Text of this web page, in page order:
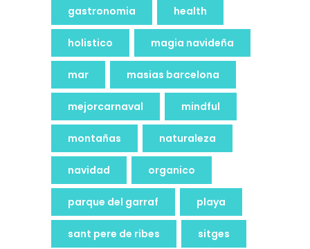
gastronomia health
holistico magia navideña
mar masias barcelona
mejorcarnaval mindful
montañas naturaleza
navidad organico
parque del garraf playa
sant pere de ribes sitges